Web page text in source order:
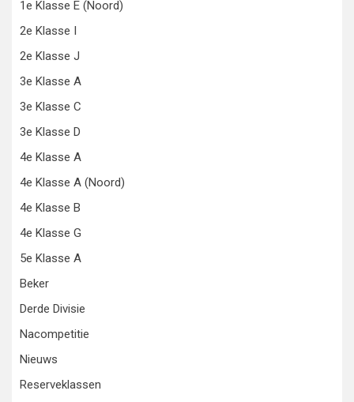
1e Klasse E (Noord)
2e Klasse I
2e Klasse J
3e Klasse A
3e Klasse C
3e Klasse D
4e Klasse A
4e Klasse A (Noord)
4e Klasse B
4e Klasse G
5e Klasse A
Beker
Derde Divisie
Nacompetitie
Nieuws
Reserveklassen